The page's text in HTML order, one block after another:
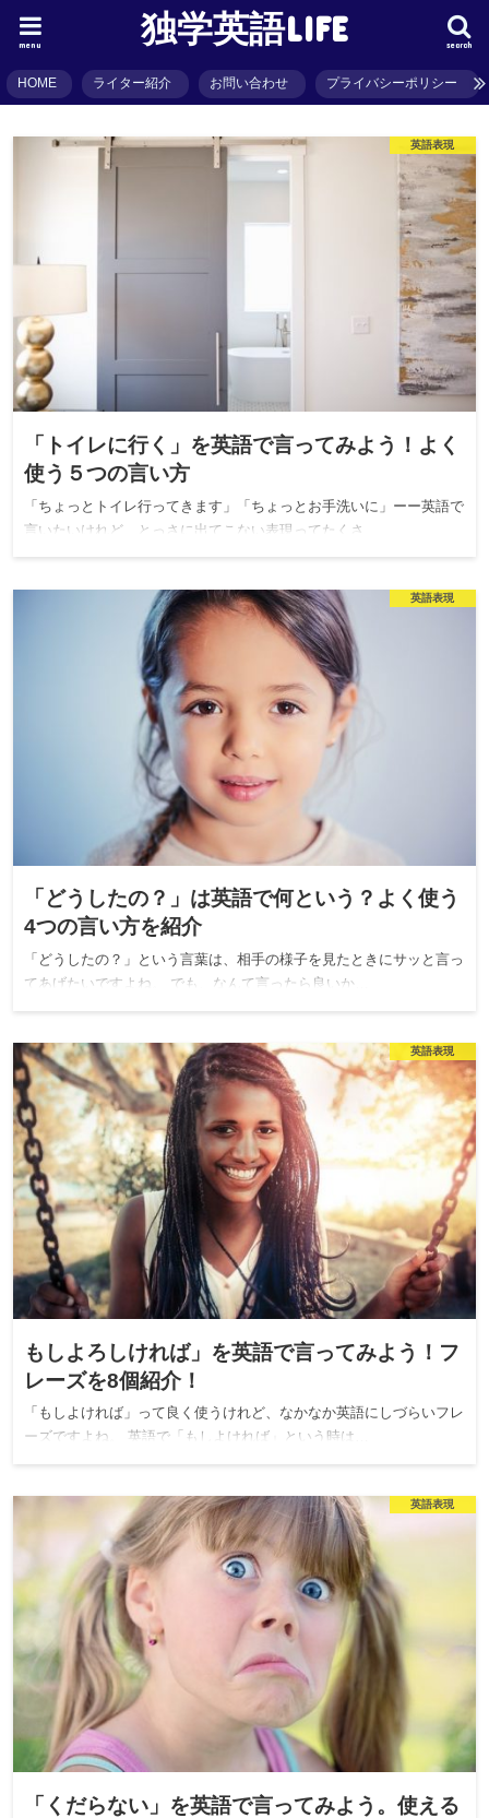
独学英語LIFE search
menu
HOME ライター紹介 お問い合わせ プライバシーポリシー
英語表現
「トイレに行く」を英語で言ってみよう！よく
使う５つの言い方
「ちょっとトイレ行ってきます」「ちょっとお手洗いに」ーー英語で
言いたいけれど、とっさに出てこない表現ってたくさ…
英語表現
「どうしたの？」は英語で何という？よく使う
4つの言い方を紹介
「どうしたの？」という言葉は、相手の様子を見たときにサッと言っ
てあげたいですよね。 でも、なんて言ったら良いか…
英語表現
もしよろしければ」を英語で言ってみよう！フ
レーズを8個紹介！
「もしよければ」って良く使うけれど、なかなか英語にしづらいフレ
ーズですよね。 英語で「もしよければ」という時は…
英語表現
「くだらない」を英語で言ってみよう。使える